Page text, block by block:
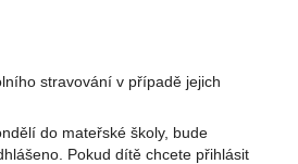
stravování v případě jejich
do mateřské školy, bude
Pokud dítě chcete přihlásit